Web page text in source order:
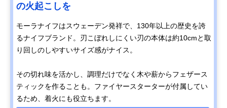
の火起こしを
モーラナイフはスウェーデン発祥で、130年以上の歴史を誇
るナイフブランド。刃こぼれしにくい刃の本体は約10cmと取
り回しのしやすいサイズ感がナイス。
その切れ味を活かし、調理だけでなく木や薪からフェザース
ティックを作ることも。ファイヤースターターが付属してい
るため、着火にも役立ちます。